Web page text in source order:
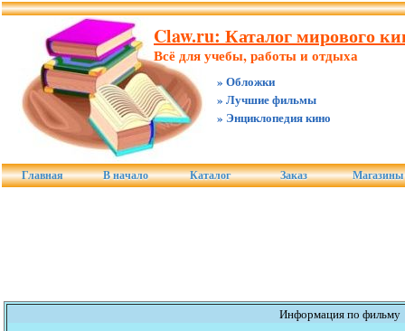
Claw.ru: Каталог мирового
Всё для учебы, работы и отдыха
» Обложки
» Лучшие фильмы
» Энциклопедия кино
Главная В начало Каталог Заказ Магазины
Информация по фильму